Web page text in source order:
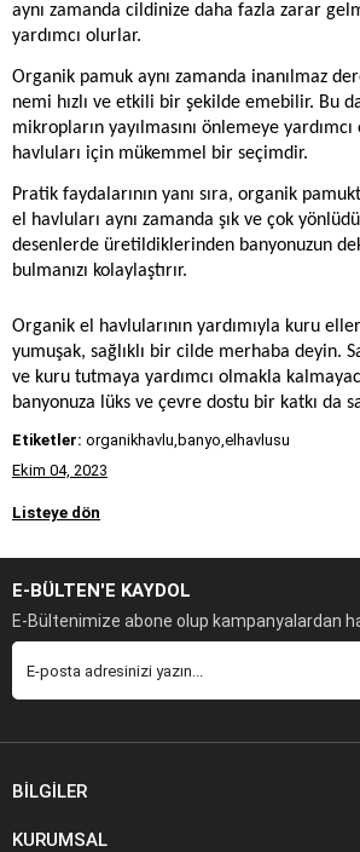
aynı zamanda cildinize daha fazla zarar
yardımcı olurlar.
Organik pamuk aynı zamanda inanılmaz
nemi hızlı ve etkili bir şekilde emebilir. Bu
mikropların yayılmasını önlemeye
havluları için mükemmel bir seçimdir.
Pratik faydalarının yanı sıra, organik
el havluları aynı zamanda şık ve çok
desenlerde üretildiklerinden banyonuzun
bulmanızı kolaylaştırır.
Organik el havlularının yardımıyla kuru
yumuşak, sağlıklı bir cilde merhaba deyin.
ve kuru tutmaya yardımcı olmakla
banyonuza lüks ve çevre dostu bir katkı da
Etiketler: organikhavlu,banyo,elhavlusu
Ekim 04, 2023
Listeye dön
E-BÜLTEN'E KAYDOL
E-Bültenimize abone olup kampanyalardan
BİLGİLER
KURUMSAL